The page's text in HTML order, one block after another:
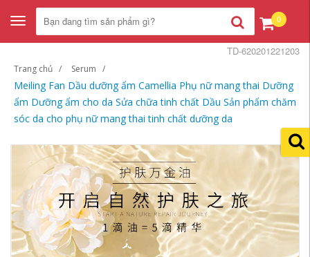
Toggle
navigation
0
Trang chủ Serum
Meiling Fan Dầu dưỡng ẩm Camellia Phụ nữ mang thai Dưỡng
ẩm Dưỡng ẩm cho da Sửa chữa tinh chất Dầu Sản phẩm chăm
sóc da cho phụ nữ mang thai tinh chất dưỡng da
TD-620201221203